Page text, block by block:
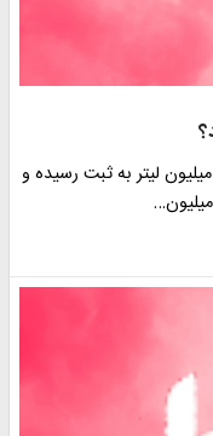
میانگین مصرف بنزین در دیماه سالجاری 71.6 میلیون لیتر به ثبت رسیده و